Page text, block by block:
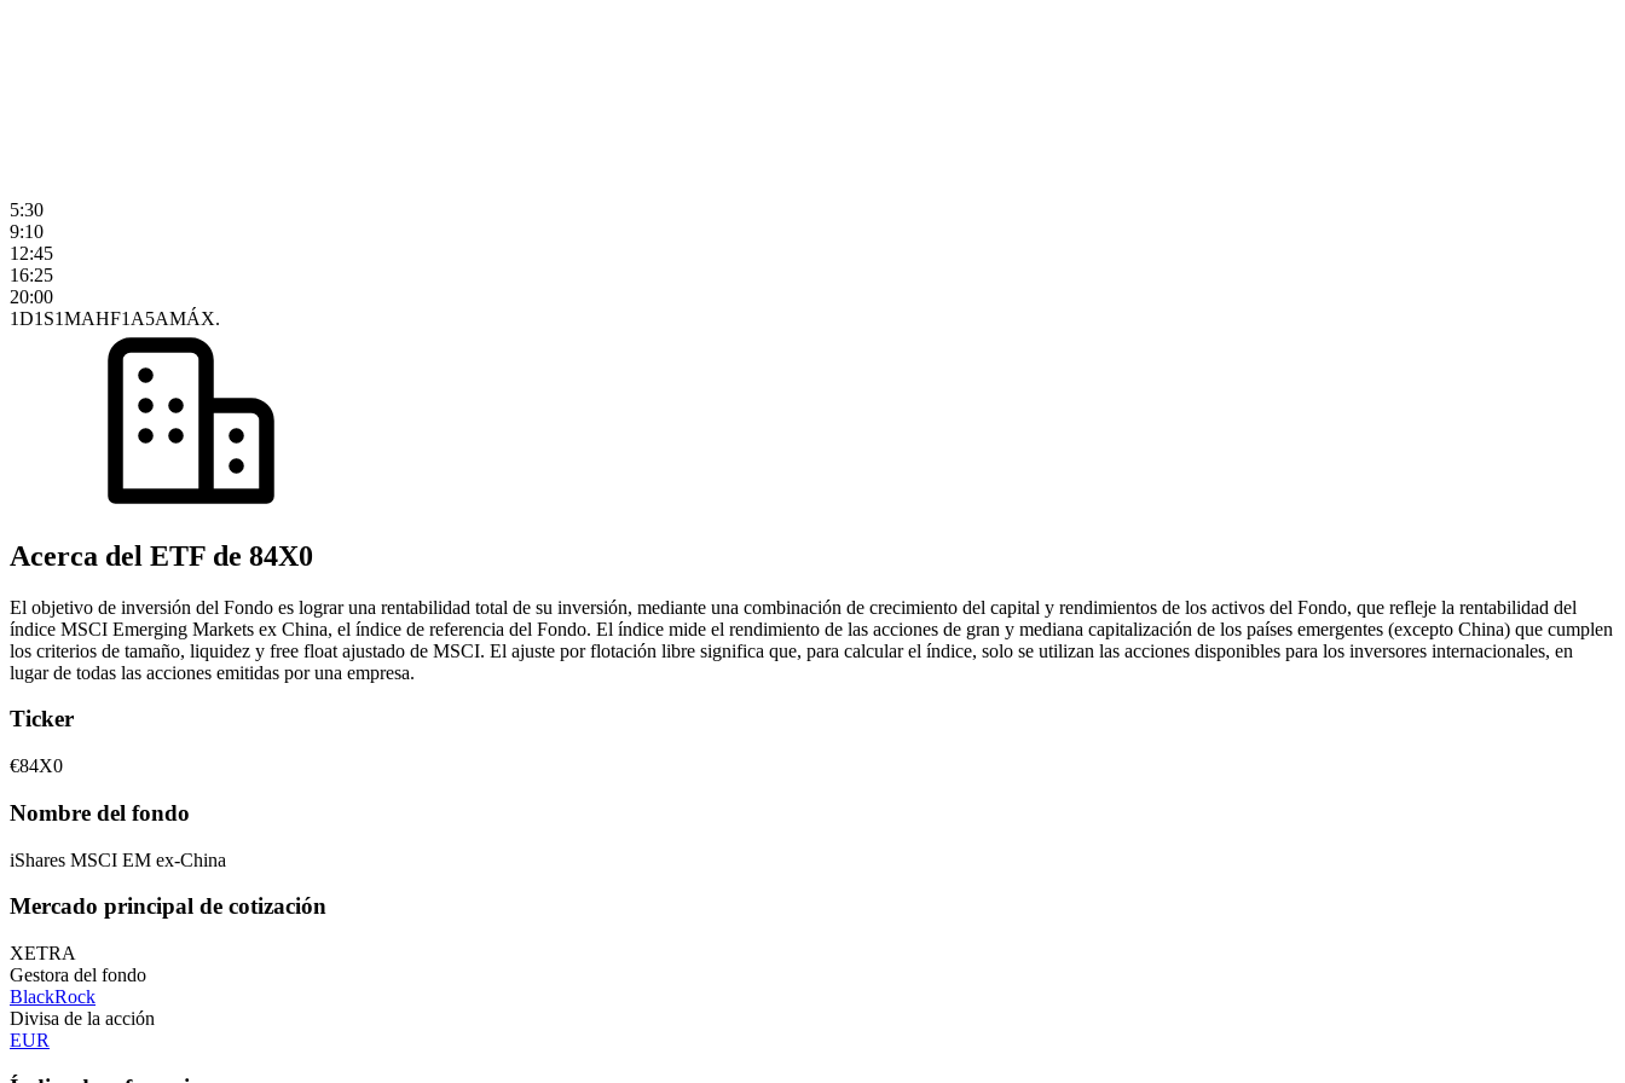
5:30
9:10
12:45
16:25
20:00
1D1S1MAHF1A5AMÁX.
Acerca del ETF de 84X0
El objetivo de inversión del Fondo es lograr una rentabilidad total de su inversión, mediante una combinación de crecimiento del capital y rendimientos de los activos del Fondo, que refleje la rentabilidad del
índice MSCI Emerging Markets ex China, el índice de referencia del Fondo. El índice mide el rendimiento de las acciones de gran y mediana capitalización de los países emergentes (excepto China) que cumplen
los criterios de tamaño, liquidez y free float ajustado de MSCI. El ajuste por flotación libre significa que, para calcular el índice, solo se utilizan las acciones disponibles para los inversores internacionales, en
lugar de todas las acciones emitidas por una empresa.
Ticker
€84X0
Nombre del fondo
iShares MSCI EM ex-China
Mercado principal de cotización
XETRA
Gestora del fondo
BlackRock
Divisa de la acción
EUR